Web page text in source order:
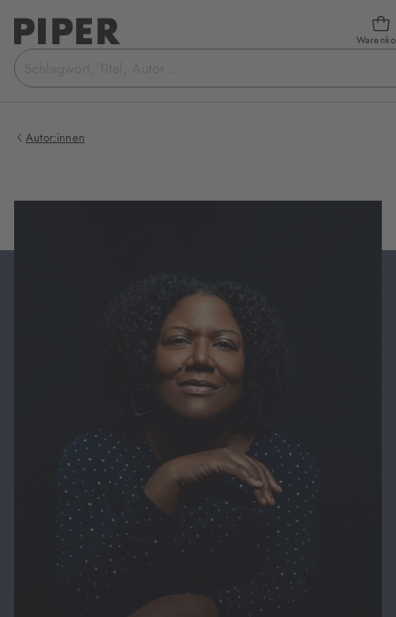
Suchbegriff
eingeben
Autor:innen